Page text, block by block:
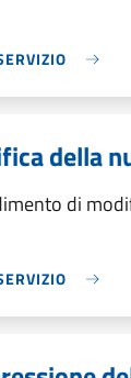
della
di